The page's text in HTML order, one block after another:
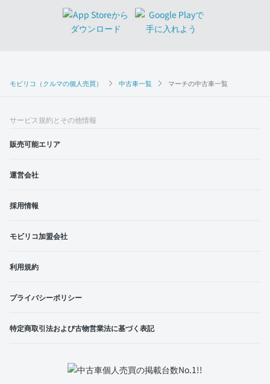
モビリコ（クルマの個人売買） 中古車一覧 マーチの中古車一覧
サービス規約とその他情報
販売可能エリア
運営会社
採用情報
モビリコ加盟会社
利用規約
プライバシーポリシー
特定商取引法および古物営業法に基づく表記